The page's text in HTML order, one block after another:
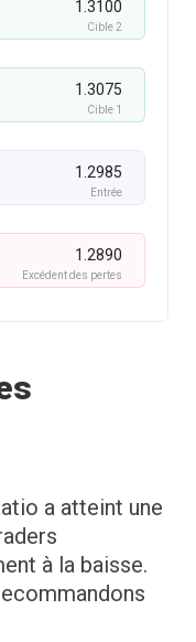
1.3100
Cible 2
1.3075
Cible 1
1.2985
Entrée
1.2890
Excédent des pertes
a atteint une
à la baisse.